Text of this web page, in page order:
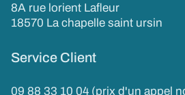
8A rue lorient Lafleur
18570 La chapelle saint ursin
Service Client
09 88 33 10 04 (prix d'un appel